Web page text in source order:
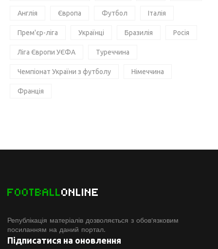
Англія Європа Футбол Італія
Прем'єр-ліга Українці Бразилія Росія
Ліга Європи УЄФА Туреччина
Чемпіонат України з футболу Німеччина
Франція
FOOTBALLONLINE
Републікація матеріалів дозволяється з обов'язковим
посиланням на даний портал.
Підписатися на оновлення